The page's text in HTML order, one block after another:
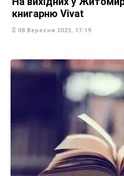
книгарню Vivat
08 Вересня 2025, 17:19